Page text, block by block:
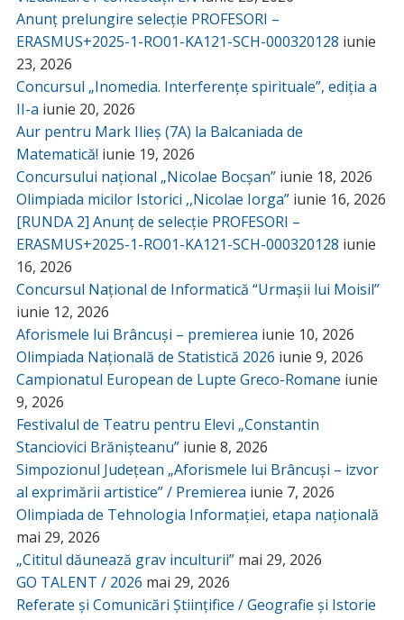
Anunț prelungire selecție PROFESORI –
ERASMUS+2025-1-RO01-KA121-SCH-000320128 iunie
23, 2026
Concursul „Inomedia. Interferențe spirituale”, ediția a
II-a iunie 20, 2026
Aur pentru Mark Ilieș (7A) la Balcaniada de
Matematică! iunie 19, 2026
Concursului național „Nicolae Bocșan” iunie 18, 2026
Olimpiada micilor Istorici ,,Nicolae Iorga” iunie 16, 2026
[RUNDA 2] Anunț de selecție PROFESORI –
ERASMUS+2025-1-RO01-KA121-SCH-000320128 iunie
16, 2026
Concursul Național de Informatică “Urmașii lui Moisil”
iunie 12, 2026
Aforismele lui Brâncuși – premierea iunie 10, 2026
Olimpiada Națională de Statistică 2026 iunie 9, 2026
Campionatul European de Lupte Greco-Romane iunie
9, 2026
Festivalul de Teatru pentru Elevi „Constantin
Stanciovici Brănișteanu” iunie 8, 2026
Simpozionul Județean „Aforismele lui Brâncuși – izvor
al exprimării artistice” / Premierea iunie 7, 2026
Olimpiada de Tehnologia Informației, etapa națională
mai 29, 2026
„Cititul dăunează grav inculturii” mai 29, 2026
GO TALENT / 2026 mai 29, 2026
Referate și Comunicări Științifice / Geografie și Istorie